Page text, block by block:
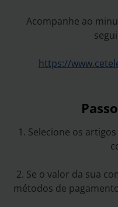
Acompanhe ao
https://
1. Selecione os
2. Se o valor da sua
métodos de